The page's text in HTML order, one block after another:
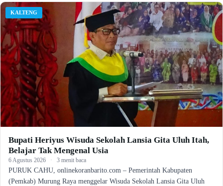
KALTENG
Bupati Heriyus Wisuda Sekolah Lansia Gita Uluh Itah,
Belajar Tak Mengenal Usia
6 Agustus 2026 · 3 menit baca
PURUK CAHU, onlinekoranbarito.com – Pemerintah Kabupaten
(Pemkab) Murung Raya menggelar Wisuda Sekolah Lansia Gita Uluh